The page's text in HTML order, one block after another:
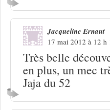
Jacqueline Ernaut
17 mai 2012 à 12 h
Très belle
en plus, un mec
Jaja du 52